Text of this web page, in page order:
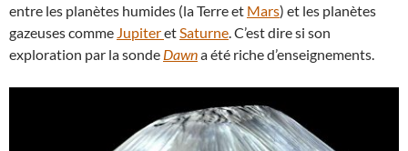
entre les planètes humides (la Terre et Mars) et les planètes
gazeuses comme JupiteretSaturne. C’est dire si son
exploration par la sonde Dawna été riche d’enseignements.